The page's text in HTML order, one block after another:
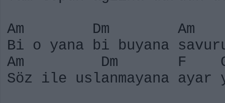
Am Dm Am
Bi o yana bi buyana
Am Dm F G
Söz ile uslanmayana ayar